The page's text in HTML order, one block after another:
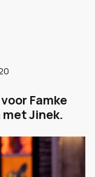
Famke
Jinek.